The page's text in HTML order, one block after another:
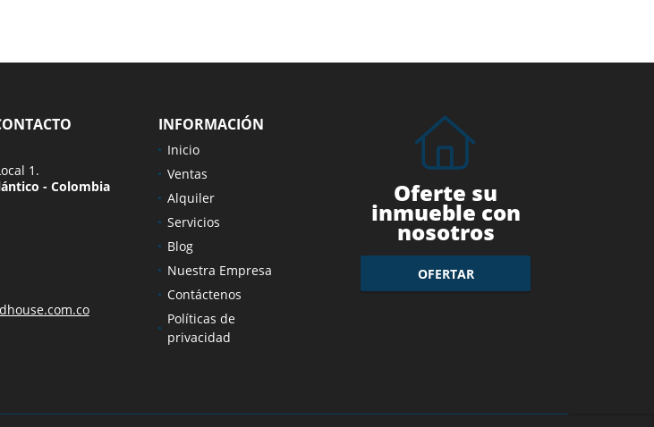
1.
- Colombia
INFORMACIÓN
Inicio
Ventas
Alquiler
Servicios
Blog
Nuestra Empresa
Contáctenos
Políticas de
privacidad
Oferte su
inmueble con
nosotros
OFERTAR